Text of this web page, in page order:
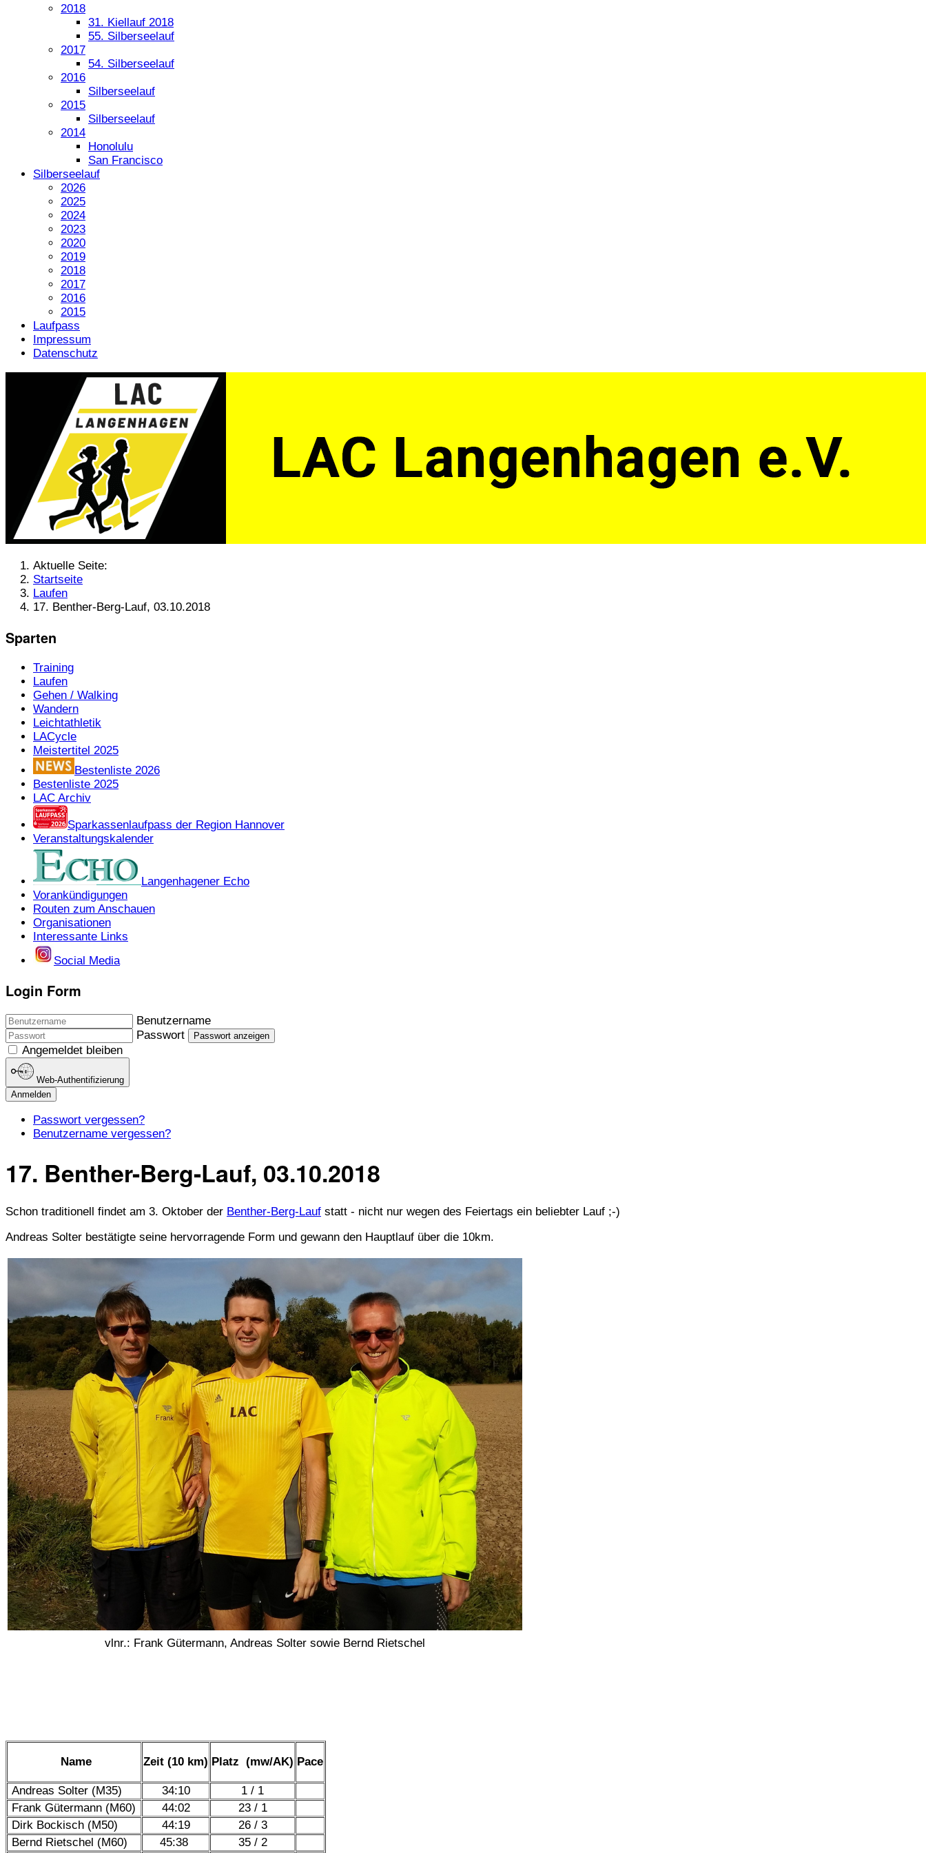
2018
31. Kiellauf 2018
55. Silberseelauf
2017
54. Silberseelauf
2016
Silberseelauf
2015
Silberseelauf
2014
Honolulu
San Francisco
Silberseelauf
2026
2025
2024
2023
2020
2019
2018
2017
2016
2015
Laufpass
Impressum
Datenschutz
Aktuelle Seite:
Startseite
Laufen
17. Benther-Berg-Lauf, 03.10.2018
Sparten
Training
Laufen
Gehen / Walking
Wandern
Leichtathletik
LACycle
Meistertitel 2025
Bestenliste 2026
Bestenliste 2025
LAC Archiv
Sparkassenlaufpass der Region Hannover
Veranstaltungskalender
Langenhagener Echo
Vorankündigungen
Routen zum Anschauen
Organisationen
Interessante Links
Social Media
Login Form
Benutzername
Passwort
Passwort anzeigen
Angemeldet bleiben
Web-Authentifizierung
Anmelden
Passwort vergessen?
Benutzername vergessen?
17. Benther-Berg-Lauf, 03.10.2018
Schon traditionell findet am 3. Oktober der Benther-Berg-Lauf statt - nicht nur wegen des Feiertags ein beliebter Lauf ;-)
Andreas Solter bestätigte seine hervorragende Form und gewann den Hauptlauf über die 10km.
vlnr.: Frank Gütermann, Andreas Solter sowie Bernd Rietschel
Name Zeit (10 km) Platz (mw/AK) Pace
Andreas Solter (M35) 34:10
1 / 1
Frank Gütermann (M60)
44:02
23 / 1
Dirk Bockisch (M50)
44:19
26 / 3
Bernd Rietschel (M60)
45:38 35 / 2